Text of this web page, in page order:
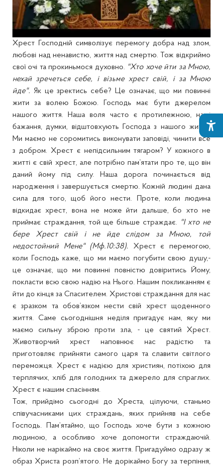
Хрест Господній символізує перемогу добра над злом,
любові над ненавистю, життя над смертю. Тож відкриймо
свої очі та прокиньмося духовно. "Хто хоче йти за Мною,
нехай зречеться себе, і візьме хрест свій, і за Мною
йде". Як це зректись себе? Це означає, що ми повинні
жити за волею Божою. Господь має бути джерелом
нашого життя. Наша воля часто є протилежною, наші
бажання, думки, відштовхують Господа з нашого життя.
Ми маємо не соромитись виконувати заповіді, чинити все
з добром. Хрест є непідсильним тягаром? У кожного в
житті є свій хрест, але потрібно пам’ятати про те, що він
даний йому під силу. Наша дорога починається від
народження і завершується смертю. Кожній людині дана
сила для того, щоб його нести. Проте, коли людина
відкидає хрест, вона не може йти дальше, бо хто не
приймає страждання, той ще більше страждає.
"І хто не
бере Хрест свій і не йде слідом за Мною, той
недостойний Мене" (Мф.10:38). Хрест є перемогою,
коли Господь каже, що ми маємо погубити свою душу,-
це означає, що ми повинні повністю довіритись Йому,
покласти всю свою надію на Нього. Нашим покликанням є
йти до кінця за Спасителем. Христові страждання для нас
є зразком та обов’язком нести свій хрест щоденного
життя. Саме сьогоднішня неділя пригадує нам, яку ми
маємо сильну зброю проти зла, - це святий Хрест.
Животворчий хрест наповнює нас радістю та
приготовляє прийняти самого царя та славити світлого
переможця. Хрест є надією для християн, потіхою для
терплячих, хліб для голодних та джерело для спраглих.
Хрест є нашим спасінням.
Тож, прийдімо сьогодні до Хреста, цілуючи, станьмо
співучасниками цих страждань, яких прийняв на себе
Господь. Пам’ятаймо, що Господь хоче бути з кожною
людиною, а особливо хоче допомогти страждаючій.
Ніколи не нарікаймо на своє життя. Пригадуймо одразу ж
образ Христа розп’ятого. Не дорікаймо Богу за терпіння,